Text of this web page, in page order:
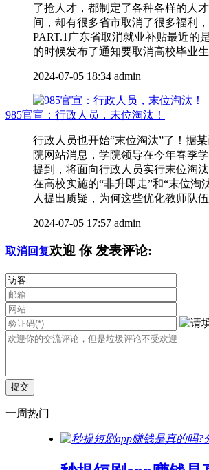
了抢人才，都制定了各种各样的人
间，却有很多省市取消了很多福利
PART.1广东省取消就业补贴最近的
的时候发布了通知要取消高校毕业
2024-07-05 18:34 admin
985官宣：行政人员，末位淘汰！
行政人员也开始“末位淘汰”了！据
院网站消息，学院领导在今年春季
提到，将面向行政人员实行末位淘
在高校实施的“非升即走”和“末位淘
人提出质疑，为何这些优化教师队
2024-07-05 17:57 admin
取消回复欢迎 你发表评论:
一周热门